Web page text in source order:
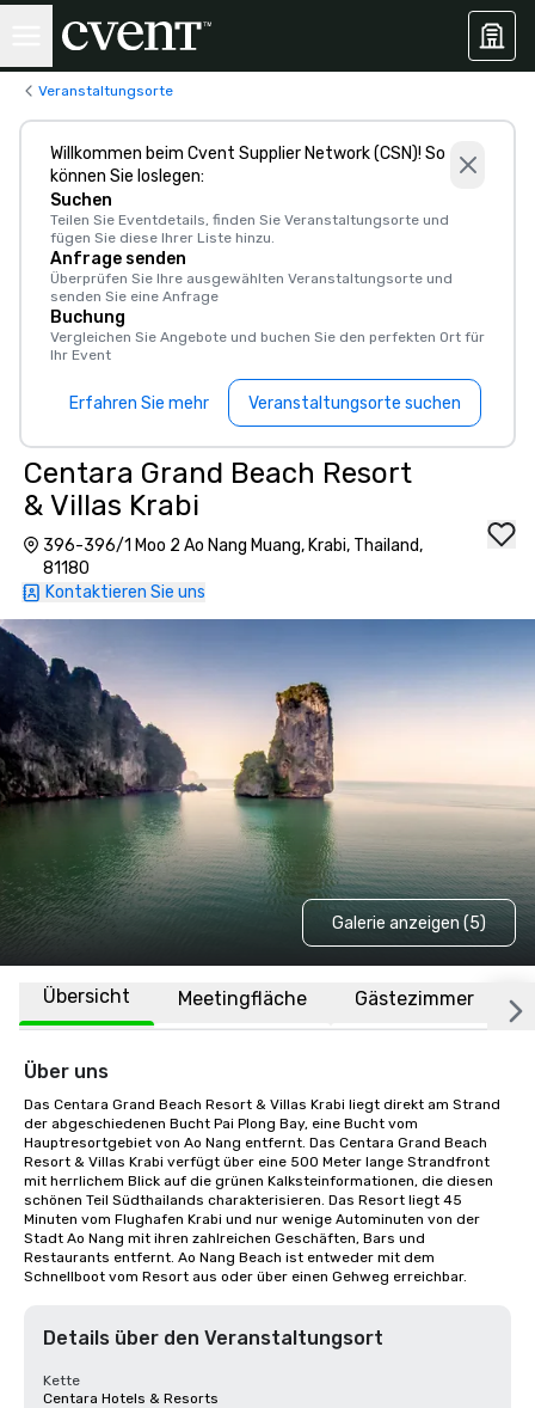
Veranstaltungsorte
Willkommen beim Cvent Supplier Network (CSN)! So
können Sie loslegen:
Suchen
Teilen Sie Eventdetails, finden Sie Veranstaltungsorte und
fügen Sie diese Ihrer Liste hinzu.
Anfrage senden
Überprüfen Sie Ihre ausgewählten Veranstaltungsorte und
senden Sie eine Anfrage
Buchung
Vergleichen Sie Angebote und buchen Sie den perfekten Ort für
Ihr Event
Erfahren Sie mehr Veranstaltungsorte suchen
Centara Grand Beach Resort
& Villas Krabi
396-396/1 Moo 2 Ao Nang Muang, Krabi, Thailand,
81180
Kontaktieren Sie uns
Galerie anzeigen (5)
Übersicht Meetingfläche Gästezimmer
Über uns
Das Centara Grand Beach Resort & Villas Krabi liegt direkt am Strand
der abgeschiedenen Bucht Pai Plong Bay, eine Bucht vom
Hauptresortgebiet von Ao Nang entfernt. Das Centara Grand Beach
Resort & Villas Krabi verfügt über eine 500 Meter lange Strandfront
mit herrlichem Blick auf die grünen Kalksteinformationen, die diesen
schönen Teil Südthailands charakterisieren. Das Resort liegt 45
Minuten vom Flughafen Krabi und nur wenige Autominuten von der
Stadt Ao Nang mit ihren zahlreichen Geschäften, Bars und
Restaurants entfernt. Ao Nang Beach ist entweder mit dem
Schnellboot vom Resort aus oder über einen Gehweg erreichbar.
Details über den Veranstaltungsort
Kette
Centara Hotels & Resorts